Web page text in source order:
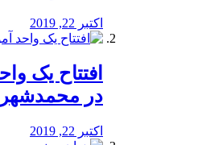
اکتبر 22, 2019
افتتاح یک
در محمدشهر
اکتبر 22, 2019